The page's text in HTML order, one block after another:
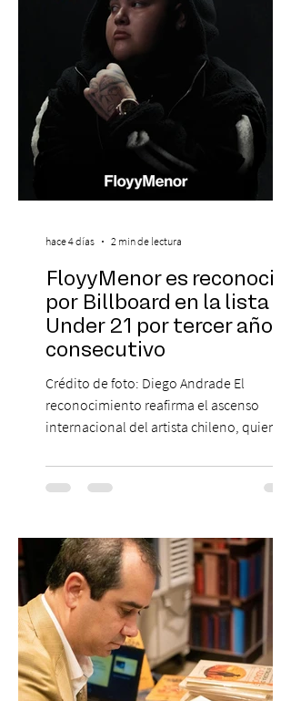
marcado su breve pero exitosa trayectoria.
FloyyMenor es reconocido
por Billboard en la lista 21
Under 21 por tercer año
consecutivo
Crédito de foto: Diego Andrade El
reconocimiento reafirma el ascenso
internacional del artista chileno, quien
en la escena global. MIAMI, FL (3 de agosto
de 2026) — FloyyMenor ha sido
Under 21 por tercer año consecutivo,
formando parte una vez más de la
selección anual de la publicación que
destaca a los artistas menores de 21 años
más influyentes de la industria musical.
Este reconocimiento reaf
hace 4 días 2 min de lectura